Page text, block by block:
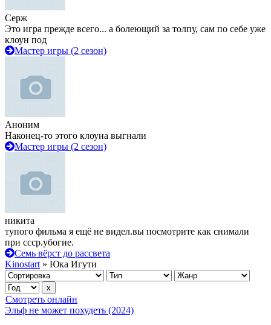
Серж
Это игра прежде всего... а болеющий за толпу, сам по себе уже
клоун под
Мастер игры (2 сезон)
Аноним
Наконец-то этого клоуна выгнали
Мастер игры (2 сезон)
никита
тупого фильма я ещё не видел.вы посмотрите как снимали
при ссср.убогие.
Семь вёрст до рассвета
Kinostart » Юка Игути
Смотреть онлайн
Эльф не может похудеть (2024)